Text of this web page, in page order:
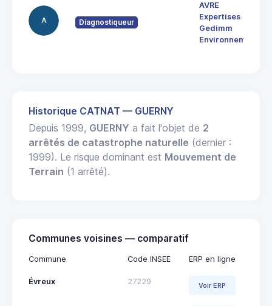
A Diagnostiqueur
AVRE
Expertises
Gedimm
Environnement
Historique CATNAT — GUERNY
Depuis 1999, GUERNY a fait l'objet de 2
arrêtés de catastrophe naturelle (dernier :
1999). Le risque dominant est Mouvement de
Terrain (1 arrêté).
Communes voisines — comparatif
Commune Code INSEE ERP en ligne
Évreux 27229 Voir ERP